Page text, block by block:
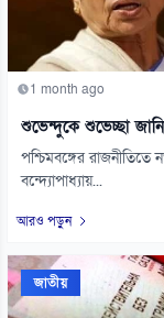
1 month ago
শুভেন্দুকে শুভেচ্ছা
পশ্চিমবঙ্গের রাজনীতিতে
বন্দ্যোপাধ্যায়...
আরও পড়ুন
জাতীয়